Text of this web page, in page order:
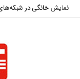
نمایش خانگی در